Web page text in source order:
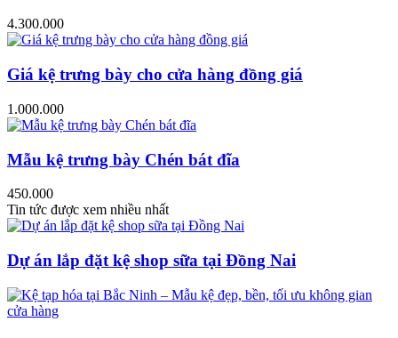
4.300.000
Giá kệ trưng bày cho cửa hàng đồng giá
1.000.000
Mẫu kệ trưng bày Chén bát đĩa
450.000
Tin tức được xem nhiều nhất
Dự án lắp đặt kệ shop sữa tại Đồng Nai